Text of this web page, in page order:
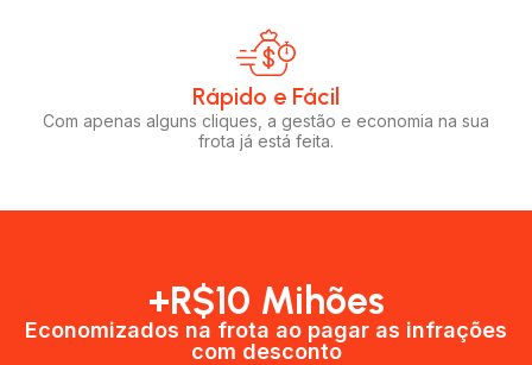
Rápido e Fácil​
Com apenas alguns cliques, a gestão e economia na sua
frota já está feita.
+R$10 Mihões
Economizados na frota ao pagar as infrações
com desconto